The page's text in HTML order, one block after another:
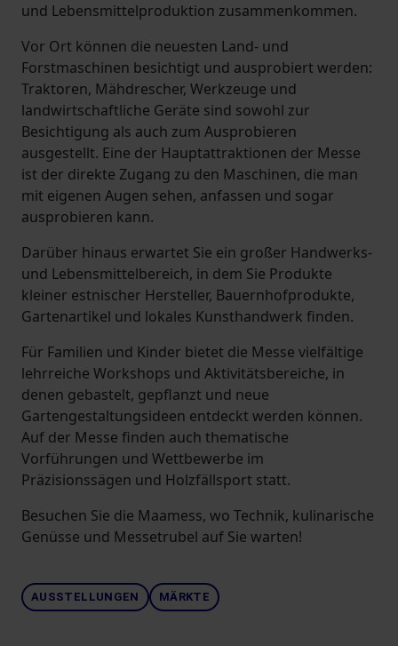
und Lebensmittelproduktion zusammenkommen.
Vor Ort können die neuesten Land- und
Forstmaschinen besichtigt und ausprobiert werden:
Traktoren, Mähdrescher, Werkzeuge und
landwirtschaftliche Geräte sind sowohl zur
Besichtigung als auch zum Ausprobieren
ausgestellt. Eine der Hauptattraktionen der Messe
ist der direkte Zugang zu den Maschinen, die man
mit eigenen Augen sehen, anfassen und sogar
ausprobieren kann.
Darüber hinaus erwartet Sie ein großer Handwerks-
und Lebensmittelbereich, in dem Sie Produkte
kleiner estnischer Hersteller, Bauernhofprodukte,
Gartenartikel und lokales Kunsthandwerk finden.
Für Familien und Kinder bietet die Messe vielfältige
lehrreiche Workshops und Aktivitätsbereiche, in
denen gebastelt, gepflanzt und neue
Gartengestaltungsideen entdeckt werden können.
Auf der Messe finden auch thematische
Vorführungen und Wettbewerbe im
Präzisionssägen und Holzfällsport statt.
Besuchen Sie die Maamess, wo Technik, kulinarische
Genüsse und Messetrubel auf Sie warten!
AUSSTELLUNGEN MÄRKTE